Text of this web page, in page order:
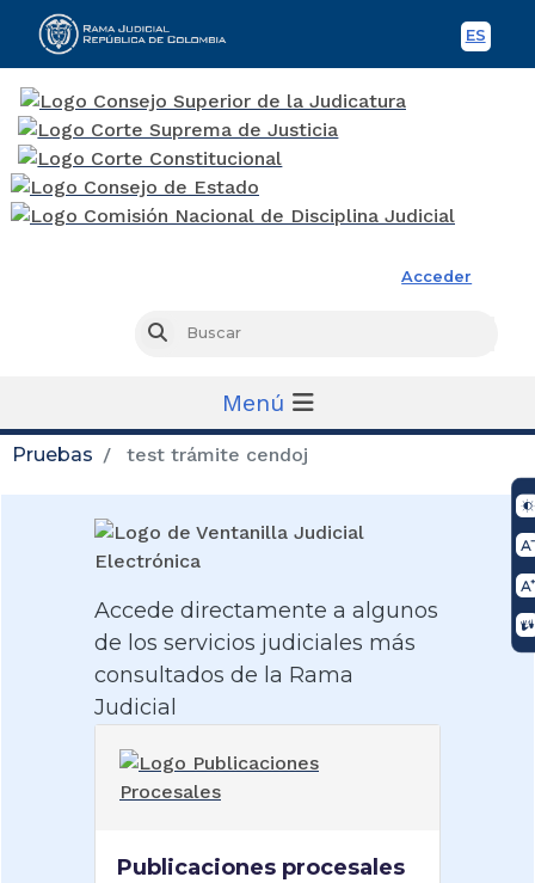
ES
Acceder
Buscar
Menú
Pruebas test trámite cendoj
Accede directamente a algunos
de los servicios judiciales más
consultados de la Rama
Judicial
Publicaciones procesales